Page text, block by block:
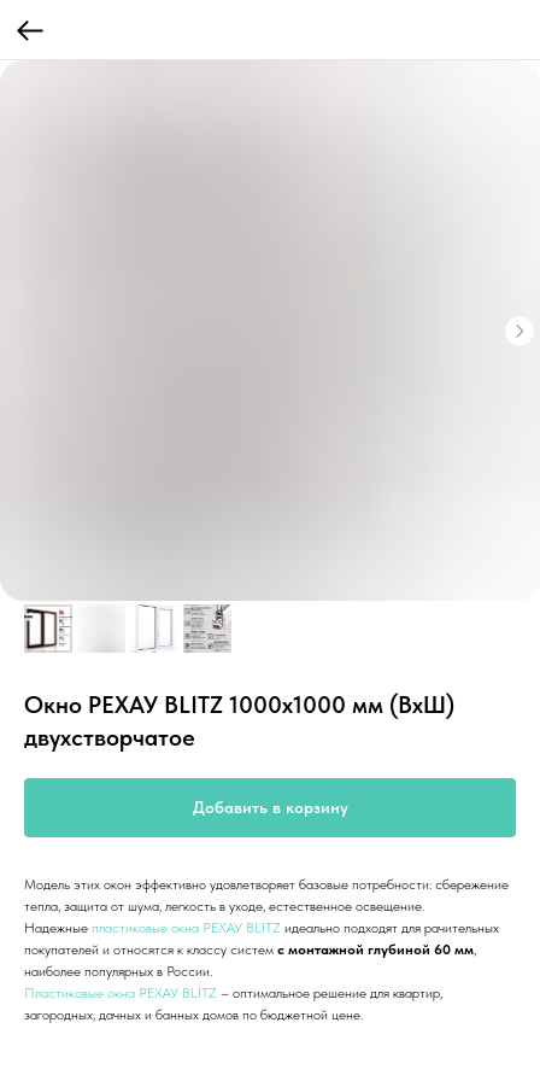
Окно РЕХАУ BLITZ 1000х1000 мм (ВхШ)
двухстворчатое
Добавить в корзину
Модель этих окон эффективно удовлетворяет базовые потребности: сбережение
тепла, защита от шума, легкость в уходе, естественное освещение.
Надежные пластиковые окна РЕХАУ BLITZ идеально подходят для рачительных
покупателей и относятся к классу систем с монтажной глубиной 60 мм,
наиболее популярных в России.
Пластиковые окна РЕХАУ BLITZ – оптимальное решение для квартир,
загородных, дачных и банных домов по бюджетной цене.